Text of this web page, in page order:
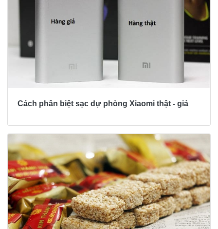
Cách phân biệt sạc dự phòng Xiaomi thật - giả